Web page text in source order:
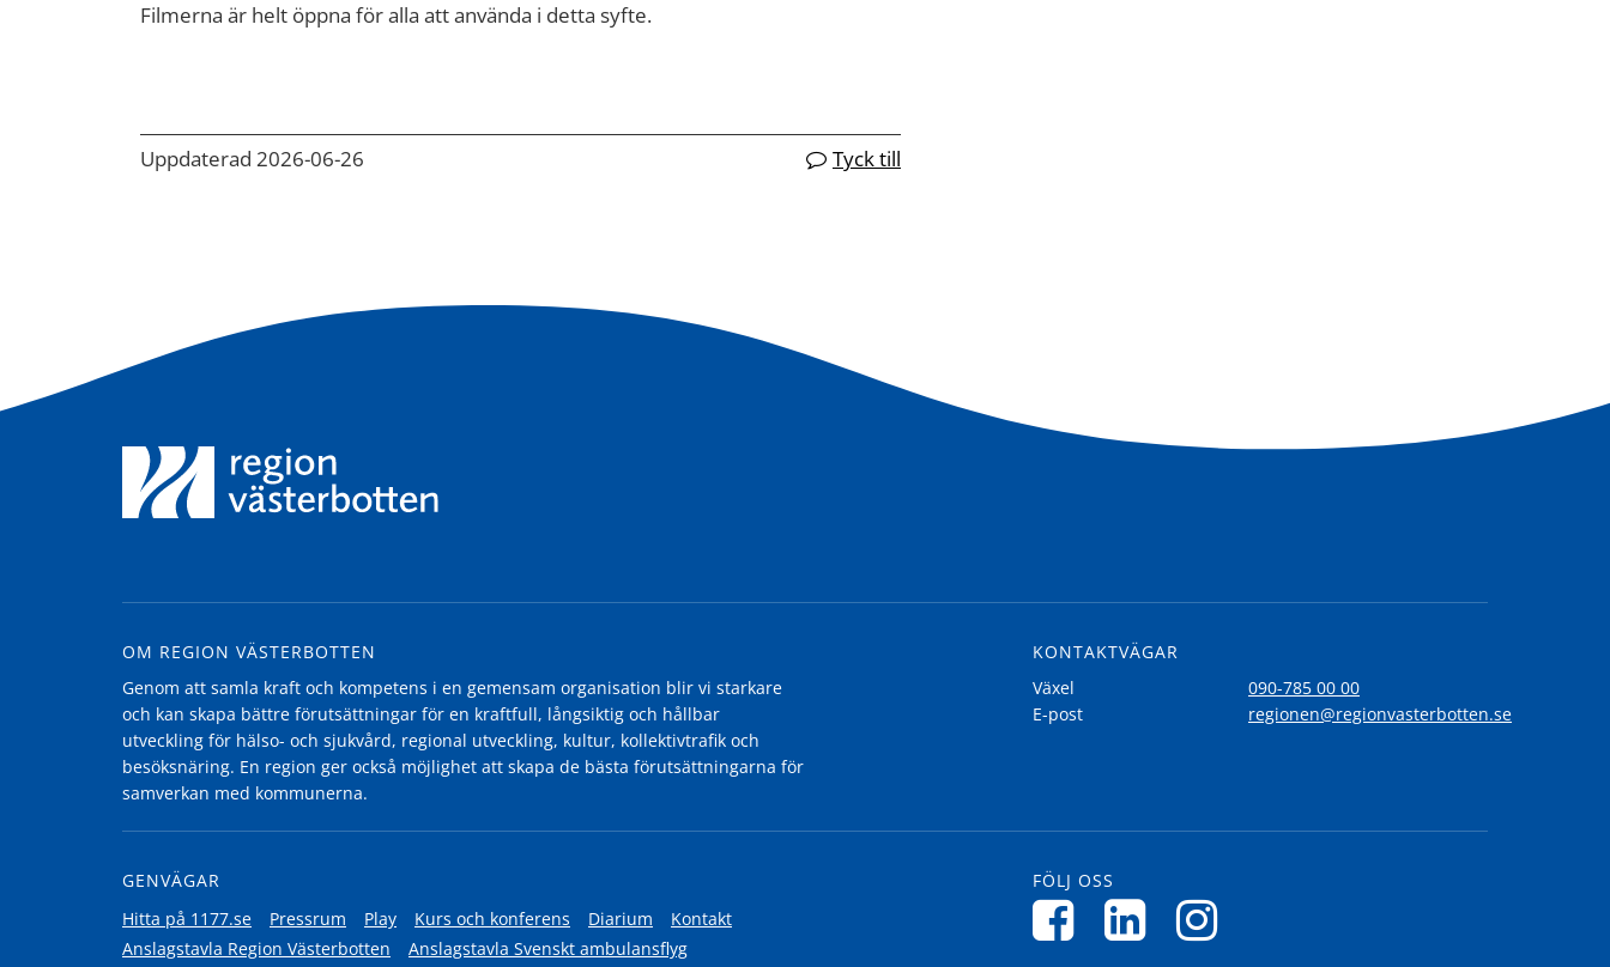
Filmerna är helt öppna för alla att använda i detta syfte.
Uppdaterad 2026-06-26 Tyck till
OM REGION VÄSTERBOTTEN
Genom att samla kraft och kompetens i en gemensam organisation blir vi starkare
och kan skapa bättre förutsättningar för en kraftfull, långsiktig och hållbar
utveckling för hälso- och sjukvård, regional utveckling, kultur, kollektivtrafik och
besöksnäring. En region ger också möjlighet att skapa de bästa förutsättningarna för
samverkan med kommunerna.
KONTAKTVÄGAR
Växel
090-785 00 00
E-post
regionen@regionvasterbotten.se
GENVÄGAR
Hitta på 1177.se
Pressrum Play Kurs och konferens Diarium
Kontakt
Anslagstavla Region Västerbotten
Anslagstavla Svenskt ambulansflyg
FÖLJ OSS